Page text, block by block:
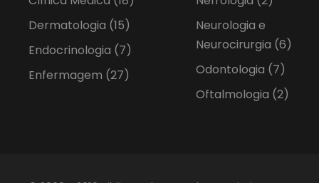
Dermatologia (15)
Endocrinologia (7)
Enfermagem (27)
Neurologia e
Neurocirurgia (6)
Odontologia (7)
Oftalmologia (2)